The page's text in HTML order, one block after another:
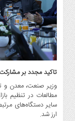
تاکید مجدد بر
وزیر صنعت، معدن
مطالعات در تنظیم
سایر دستگاه‌های
ارز شد.